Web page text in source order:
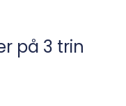
på 3 trin